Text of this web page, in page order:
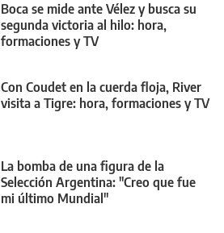
Boca se mide ante Vélez y busca su
segunda victoria al hilo: hora,
formaciones y TV
Con Coudet en la cuerda floja, River
visita a Tigre: hora, formaciones y TV
La bomba de una figura de la
Selección Argentina: "Creo que fue
mi último Mundial"